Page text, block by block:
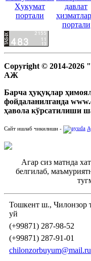
Copyright © 2014-2026
АЖ
Барча ҳуқуқлар
фойдаланилганда
ҳавола кўрсатилиши
Сайт ишлаб чикилиши -
Агар сиз матнда
белгилаб,
Тошкент ш., Чилонзор
уй
(+99871) 287-98-52
(+99871) 287-91-01
chilonzorbuyum@mail.ru